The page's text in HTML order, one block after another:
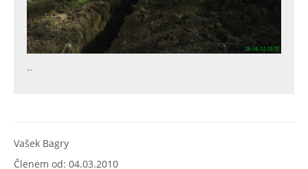
..
Vašek Bagry
Členem od: 04.03.2010